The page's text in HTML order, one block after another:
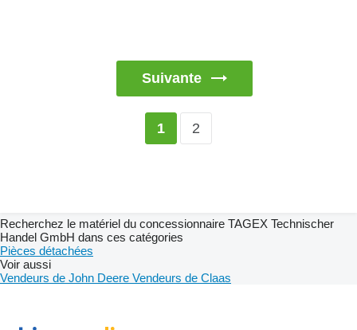
Suivante
1 2
Recherchez le matériel du concessionnaire TAGEX Technischer
Handel GmbH dans ces catégories
Pièces détachées
Voir aussi
Vendeurs de John Deere Vendeurs de Claas